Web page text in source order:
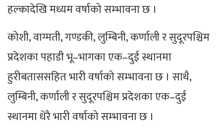
हल्कादेखि मध्यम वर्षाको सम्भावना छ ।
कोशी, वाग्मती, गण्डकी, लुम्बिनी, कर्णाली र सुदूरपश्चिम
प्रदेशका पहाडी भू–भागका एक–दुई स्थानमा
हुरीबताससहित भारी वर्षाको सम्भावना छ । साथै,
लुम्बिनी, कर्णाली र सुदूरपश्चिम प्रदेशका एक–दुई
स्थानमा धेरै भारी वर्षाको सम्भावना छ ।